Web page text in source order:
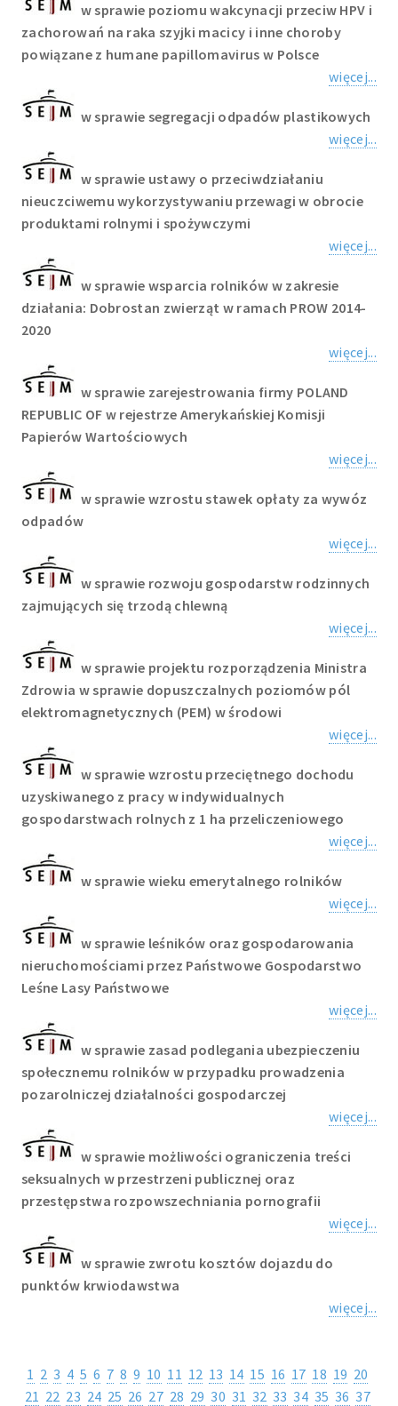
w sprawie poziomu wakcynacji przeciw HPV i
zachorowań na raka szyjki macicy i inne choroby
powiązane z humane papillomavirus w Polsce
więcej...
w sprawie segregacji odpadów plastikowych
więcej...
w sprawie ustawy o przeciwdziałaniu
nieuczciwemu wykorzystywaniu przewagi w obrocie
produktami rolnymi i spożywczymi
więcej...
w sprawie wsparcia rolników w zakresie
działania: Dobrostan zwierząt w ramach PROW 2014-
2020
więcej...
w sprawie zarejestrowania firmy POLAND
REPUBLIC OF w rejestrze Amerykańskiej Komisji
Papierów Wartościowych
więcej...
w sprawie wzrostu stawek opłaty za wywóz
odpadów
więcej...
w sprawie rozwoju gospodarstw rodzinnych
zajmujących się trzodą chlewną
więcej...
w sprawie projektu rozporządzenia Ministra
Zdrowia w sprawie dopuszczalnych poziomów pól
elektromagnetycznych (PEM) w środowi
więcej...
w sprawie wzrostu przeciętnego dochodu
uzyskiwanego z pracy w indywidualnych
gospodarstwach rolnych z 1 ha przeliczeniowego
więcej...
w sprawie wieku emerytalnego rolników
więcej...
w sprawie leśników oraz gospodarowania
nieruchomościami przez Państwowe Gospodarstwo
Leśne Lasy Państwowe
więcej...
w sprawie zasad podlegania ubezpieczeniu
społecznemu rolników w przypadku prowadzenia
pozarolniczej działalności gospodarczej
więcej...
w sprawie możliwości ograniczenia treści
seksualnych w przestrzeni publicznej oraz
przestępstwa rozpowszechniania pornografii
więcej...
w sprawie zwrotu kosztów dojazdu do
punktów krwiodawstwa
więcej...
1 2 3 4 5 6 7 8 9 10 11 12 13 14 15 16 17 18 19 20
21 22 23 24 25 26 27 28 29 30 31 32 33 34 35 36 37